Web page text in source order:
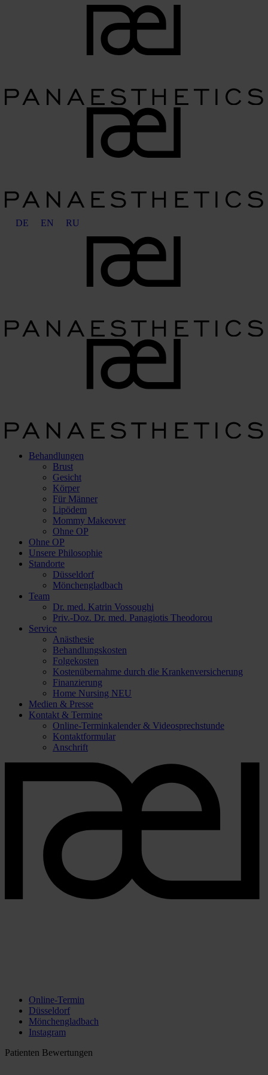
DE EN RU
Behandlungen
Brust
Gesicht
Körper
Für Männer
Lipödem
Mommy Makeover
Ohne OP
Ohne OP
Unsere Philosophie
Standorte
Düsseldorf
Mönchengladbach
Team
Dr. med. Katrin Vossoughi
Priv.-Doz. Dr. med. Panagiotis Theodorou
Service
Anästhesie
Behandlungskosten
Folgekosten
Kostenübernahme durch die Krankenversicherung
Finanzierung
Home Nursing NEU
Medien & Presse
Kontakt & Termine
Online-Terminkalender & Videosprechstunde
Kontaktformular
Anschrift
Online-Termin
Düsseldorf
Mönchengladbach
Instagram
Patienten Bewertungen